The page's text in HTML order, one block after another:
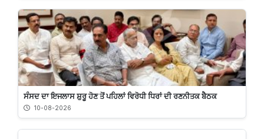
ਸੰਸਦ ਦਾ ਇਜਲਾਸ ਸ਼ੁਰੂ ਹੋਣ ਤੋਂ ਪਹਿਲਾਂ ਵਿਰੋਧੀ ਧਿਰਾਂ ਦੀ ਰਣਨੀਤਕ ਬੈਠਕ
10-08-2026